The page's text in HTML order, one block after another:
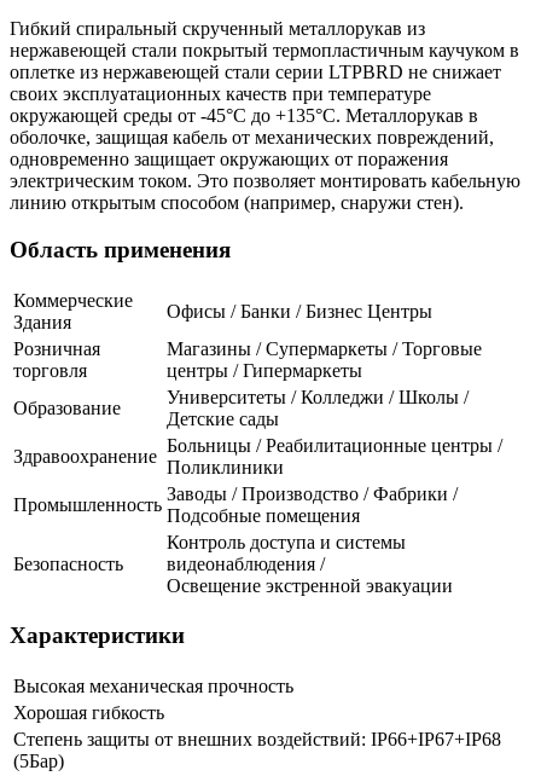
Гибкий спиральный скрученный металлорукав из
нержавеющей стали покрытый термопластичным каучуком в
оплетке из нержавеющей стали серии LTPBRD не снижает
своих эксплуатационных качеств при температуре
окружающей среды от -45°С до +135°С. Металлорукав в
оболочке, защищая кабель от механических повреждений,
одновременно защищает окружающих от поражения
электрическим током. Это позволяет монтировать кабельную
линию открытым способом (например, снаружи стен).
Область применения
Коммерческие
Здания
Офисы / Банки / Бизнес Центры
Розничная
торговля
Магазины / Супермаркеты / Торговые
центры / Гипермаркеты
Образование
Университеты / Колледжи / Школы /
Детские сады
Здравоохранение
Больницы / Реабилитационные центры /
Поликлиники
Промышленность
Заводы / Производство / Фабрики /
Подсобные помещения
Безопасность
Контроль доступа и системы
видеонаблюдения /
Освещение экстренной эвакуации
Характеристики
Высокая механическая прочность
Хорошая гибкость
Степень защиты от внешних воздействий: IP66+IP67+IP68
(5Бар)